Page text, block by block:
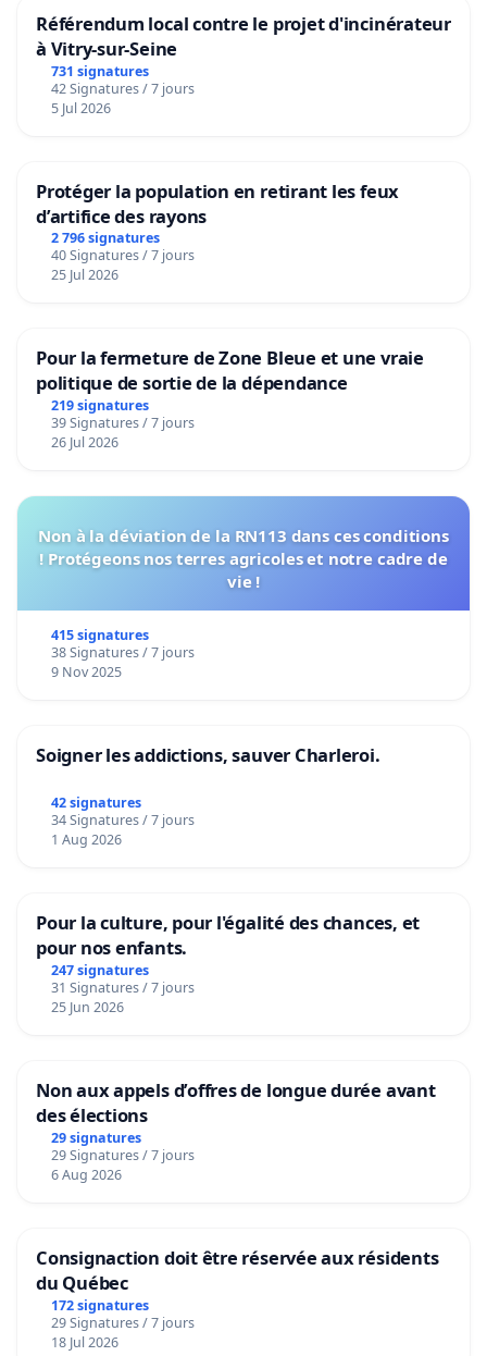
Référendum local contre le projet d'incinérateur
à Vitry-sur-Seine
731 signatures
42 Signatures / 7 jours
5 Jul 2026
Protéger la population en retirant les feux
d’artifice des rayons
2 796 signatures
40 Signatures / 7 jours
25 Jul 2026
Pour la fermeture de Zone Bleue et une vraie
politique de sortie de la dépendance
219 signatures
39 Signatures / 7 jours
26 Jul 2026
Non à la déviation de la RN113 dans ces conditions
! Protégeons nos terres agricoles et notre cadre de
vie !
415 signatures
38 Signatures / 7 jours
9 Nov 2025
Soigner les addictions, sauver Charleroi.
42 signatures
34 Signatures / 7 jours
1 Aug 2026
Pour la culture, pour l'égalité des chances, et
pour nos enfants.
247 signatures
31 Signatures / 7 jours
25 Jun 2026
Non aux appels d’offres de longue durée avant
des élections
29 signatures
29 Signatures / 7 jours
6 Aug 2026
Consignaction doit être réservée aux résidents
du Québec
172 signatures
29 Signatures / 7 jours
18 Jul 2026